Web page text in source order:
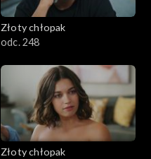
Złoty chłopak
odc. 248
Złoty chłopak